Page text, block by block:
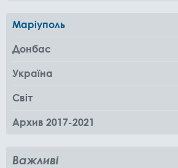
Маріуполь
Донбас
Україна
Світ
Архив 2017-2021
Важливі